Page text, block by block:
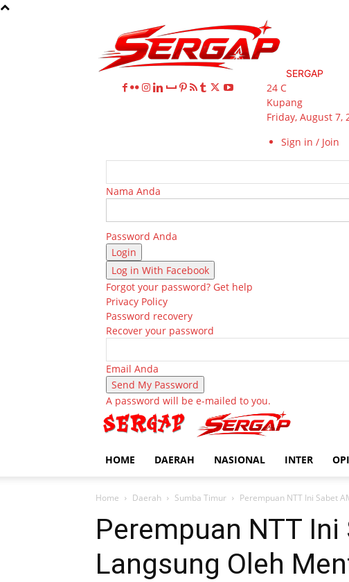
SERGAP
24 C
Kupang
Friday, August 7,
Sign in / Join
Nama Anda
Password Anda
Log in With Facebook
Forgot your password? Get help
Privacy Policy
Password recovery
Recover your password
Email Anda
A password will be e-mailed to you.
HOME DAERAH NASIONAL INTER
Home Daerah Sumba Timur Perempuan NTT Ini Sabet
Perempuan NTT
Langsung Oleh